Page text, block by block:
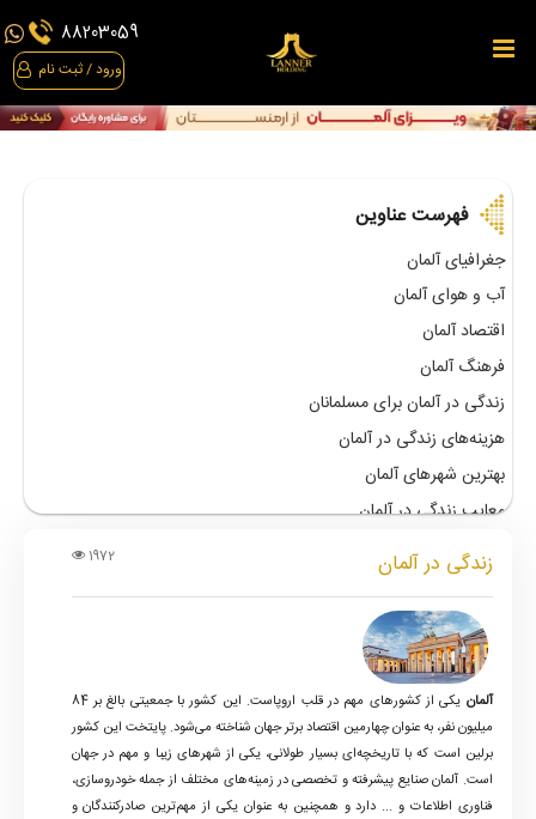
88203059
ورود / ثبت نام
اقامت
مشاوره
مهاجرتی
رادیو
مهاجرت
مقالات
نقشه
متداول
فهرست عناوین
جغرافیای آلمان
آب و هوای آلمان
اقتصاد آلمان
فرهنگ آلمان
زندگی در آلمان برای مسلمانان
هزینه‌های زندگی در آلمان
بهترین شهرهای آلمان
معایب زندگی در آلمان
مزایای زندگی در آلمان
قوانین مهم در آلمان
حمل و نقل در آلمان
خدمات درمانی در آلمان
زندگی در آلمان 1972
آلمان
یکی از کشورهای مهم در قلب اروپاست. این کشور با جمعیتی بالغ بر 84
میلیون نفر، به عنوان چهارمین اقتصاد برتر جهان شناخته می‌شود. پایتخت این کشور
برلین است که با تاریخچه‌ای بسیار طولانی، یکی از شهرهای زیبا و مهم در جهان
است. آلمان صنایع پیشرفته و تخصصی در زمینه‌های مختلف از جمله خودروسازی،
فناوری اطلاعات و ... دارد و همچنین به عنوان یکی از مهم‌ترین صادرکنندگان و